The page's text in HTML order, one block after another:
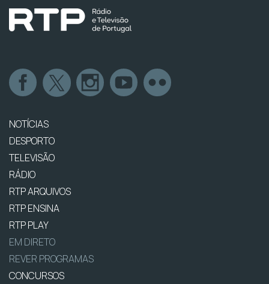
NOTÍCIAS
DESPORTO
TELEVISÃO
RÁDIO
RTP ARQUIVOS
RTP ENSINA
RTP PLAY
EM DIRETO
REVER PROGRAMAS
CONCURSOS